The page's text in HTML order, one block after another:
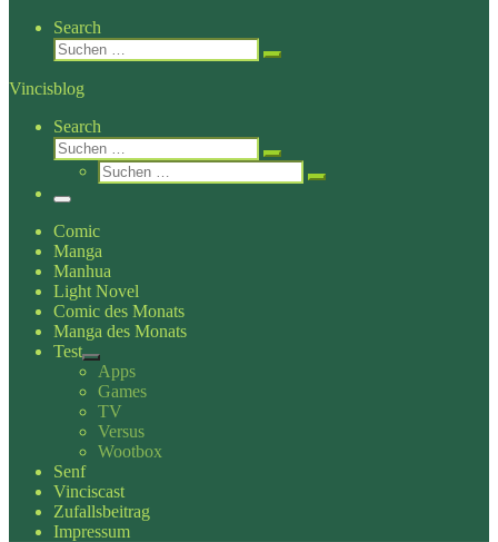
Search
Suche
Suchen …
Vincisblog
Search
Suche
Suchen …
Suche
Suchen …
Menü
Comic
Manga
Manhua
Light Novel
Comic des Monats
Manga des Monats
Test
Apps
Games
TV
Versus
Wootbox
Senf
Vinciscast
Zufallsbeitrag
Impressum